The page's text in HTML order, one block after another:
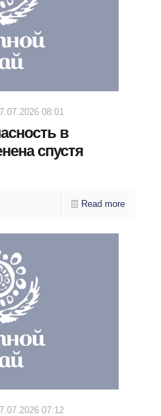
08:01
в
спустя
Read more
07:12